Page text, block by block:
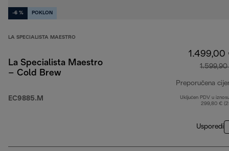
-6 % POKLON
LA SPECIALISTA MAESTRO
La Specialista Maestro
– Cold Brew
EC9885.M
1.499,00
Preporučena
Uključen PDV u
299,80 €
Usporedi